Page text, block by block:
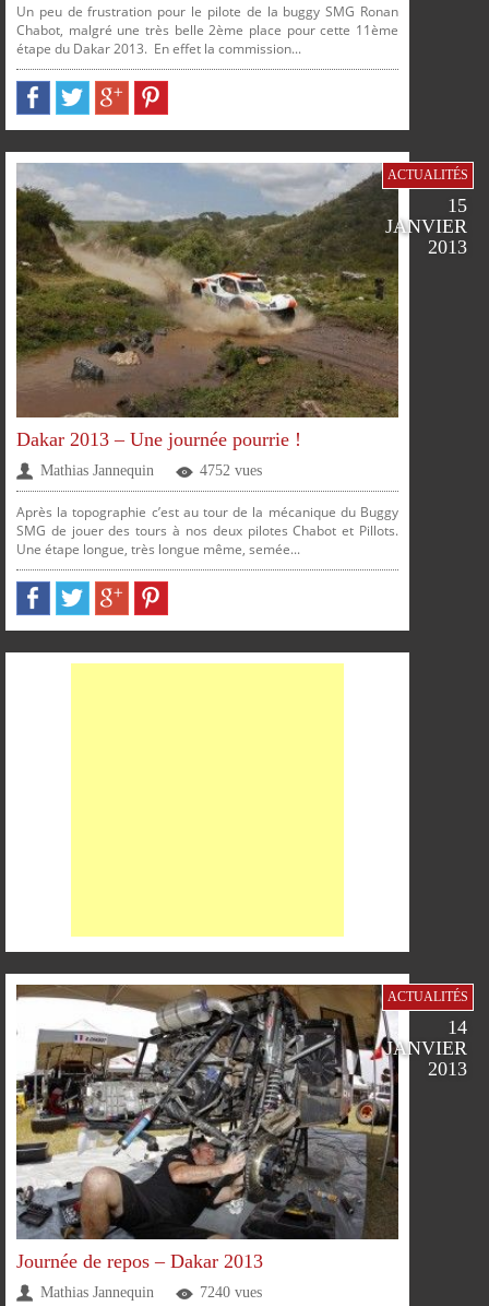
SUR SUR SUR SUR
PARTAGER
SUR
PARTAGER
SUR
PARTAGER
SUR
PARTAGER
Un peu de frustration pour le pilote de la buggy SMG Ronan
Chabot, malgré une très belle 2ème place pour cette 11ème
étape du Dakar 2013. En effet la commission...
PARTAGERPARTAGERPARTAGERPARTAGER
ACTUALITÉS
15
JANVIER
2013
Dakar 2013 – Une journée pourrie !
Mathias Jannequin 4752 vues
Après la topographie c’est au tour de la mécanique du Buggy
SMG de jouer des tours à nos deux pilotes Chabot et Pillots.
Une étape longue, très longue même, semée...
PARTAGERPARTAGERPARTAGERPARTAGER
ACTUALITÉS
14
JANVIER
2013
Journée de repos – Dakar 2013
Mathias Jannequin 7240 vues